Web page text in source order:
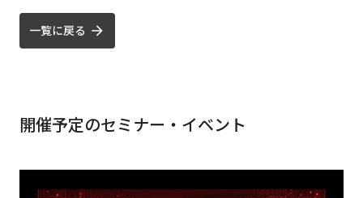
一覧に戻る
開催予定のセミナー・イベント